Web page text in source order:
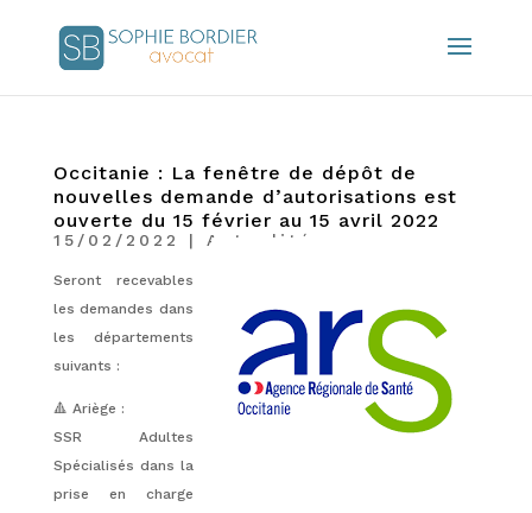
Occitanie : La fenêtre de dépôt de
nouvelles demande d’autorisations est
ouverte du 15 février au 15 avril 2022
15/02/2022 | Actualités
Seront recevables
les demandes dans
les départements
suivants :
🔺 Ariège :
SSR Adultes
Spécialisés dans la
prise en charge